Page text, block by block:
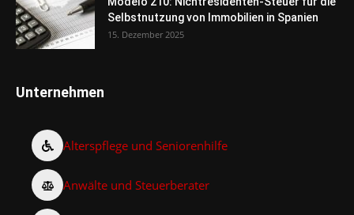
Selbstnutzung von Immobilien in Spanien
15. Dezember 2025
Unternehmen
Alterspflege und Seniorenhilfe
Anwälte und Steuerberater